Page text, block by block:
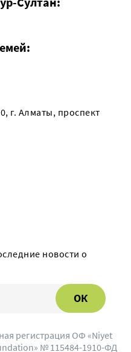
г. Алматы, проспект
новости о
ОК
регистрация ОФ «Niyet
№ 115484-1910-ФД